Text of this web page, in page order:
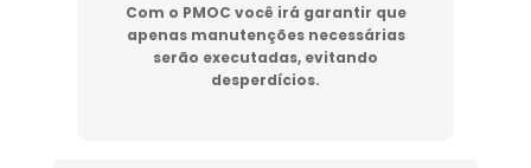
Com o PMOC você irá garantir que
apenas manutenções necessárias
serão executadas, evitando
desperdícios.